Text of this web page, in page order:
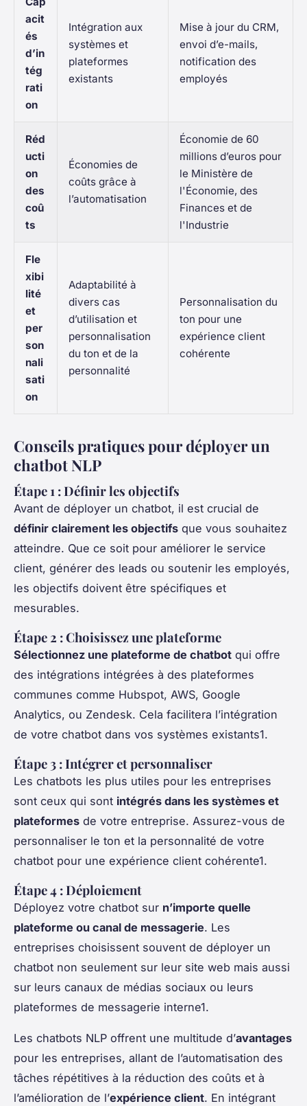
acit
és
d’in
tég
rati
on
Intégration aux
systèmes et
plateformes
existants
Mise à jour du CRM,
envoi d’e-mails,
notification des
employés
Réd
ucti
on
des
coû
ts
Économies de
coûts grâce à
l’automatisation
Économie de 60
millions d’euros pour
le Ministère de
l'Économie, des
Finances et de
l'Industrie
Fle
xibi
lité
et
per
son
nali
sati
on
Adaptabilité à
divers cas
d’utilisation et
personnalisation
du ton et de la
personnalité
Personnalisation du
ton pour une
expérience client
cohérente
Conseils pratiques pour déployer un
chatbot NLP
Étape 1 : Définir les objectifs
Avant de déployer un chatbot, il est crucial de
définir clairement les objectifs que vous souhaitez
atteindre. Que ce soit pour améliorer le service
client, générer des leads ou soutenir les employés,
les objectifs doivent être spécifiques et
mesurables.
Étape 2 : Choisissez une plateforme
Sélectionnez une plateforme de chatbot qui offre
des intégrations intégrées à des plateformes
communes comme Hubspot, AWS, Google
Analytics, ou Zendesk. Cela facilitera l’intégration
de votre chatbot dans vos systèmes existants1.
Étape 3 : Intégrer et personnaliser
Les chatbots les plus utiles pour les entreprises
sont ceux qui sont intégrés dans les systèmes et
plateformes de votre entreprise. Assurez-vous de
personnaliser le ton et la personnalité de votre
chatbot pour une expérience client cohérente1.
Étape 4 : Déploiement
Déployez votre chatbot sur n’importe quelle
plateforme ou canal de messagerie. Les
entreprises choisissent souvent de déployer un
chatbot non seulement sur leur site web mais aussi
sur leurs canaux de médias sociaux ou leurs
plateformes de messagerie interne1.
Les chatbots NLP offrent une multitude d’avantages
pour les entreprises, allant de l’automatisation des
tâches répétitives à la réduction des coûts et à
l’amélioration de l’expérience client. En intégrant